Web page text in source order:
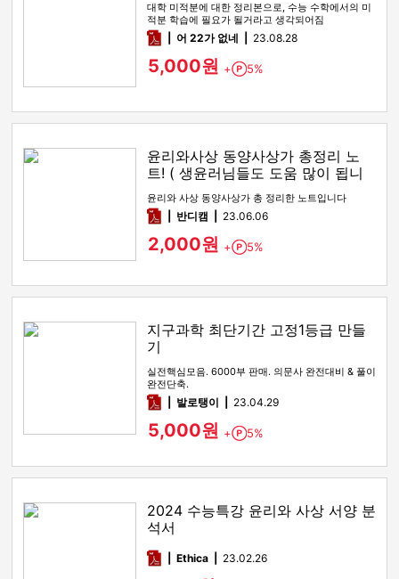
대학 미적분에 대한 정리본으로, 수능 수학에서의 미
적분 학습에 필요가 될거라고 생각되어짐
pdf어 22가 없네 23.08.28
5,000원 + Point
5%
윤리와사상 동양사상가 총정리 노
트! ( 생윤러님들도 도움 많이 됩니
다! )
윤리와 사상 동양사상가 총 정리한 노트입니다
pdf반디캠 23.06.06
2,000원 + Point
5%
지구과학 최단기간 고정1등급 만들
기
실전핵심모음. 6000부 판매. 의문사 완전대비 & 풀이
완전단축.
pdf발로탱이 23.04.29
5,000원 + Point
5%
2024 수능특강 윤리와 사상 서양 분
석서
pdfEthica 23.02.26